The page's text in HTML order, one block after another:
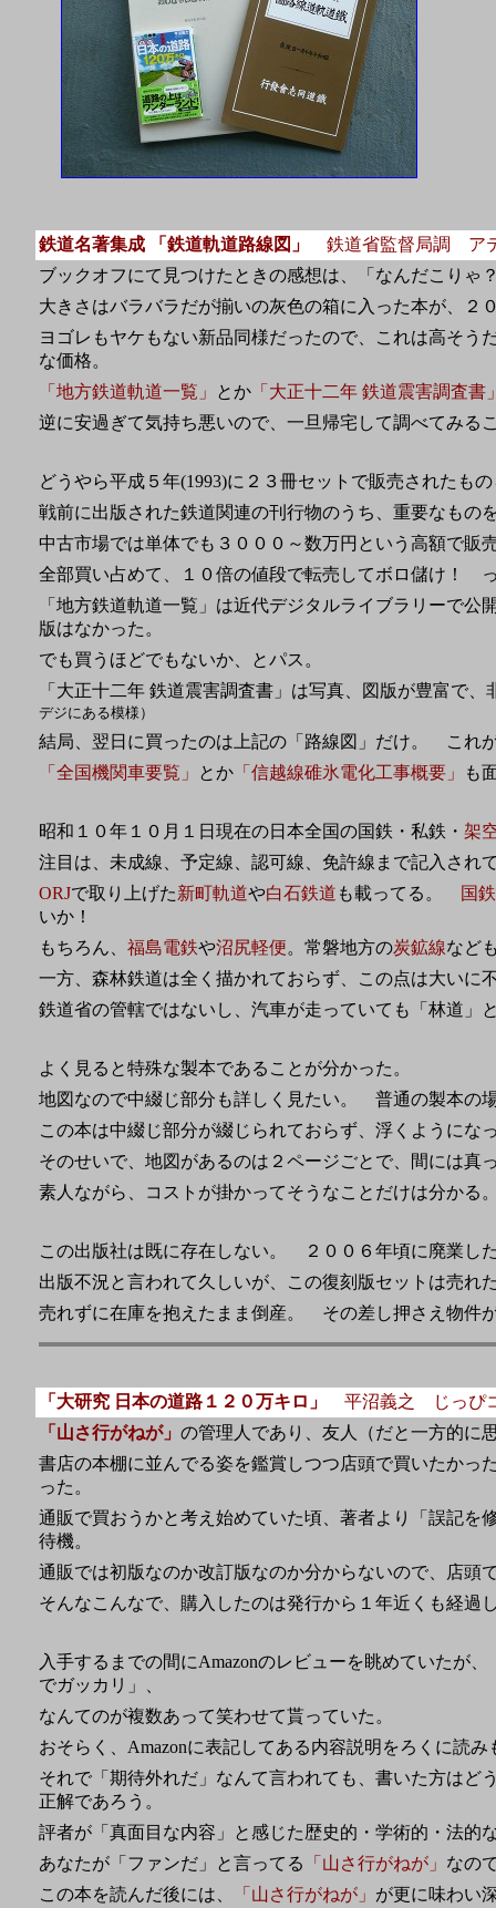
鉄道名著集成 「鉄道軌道路線図」
鉄道省監督局調 ア
ブックオフにて見つけたときの感想は、「なんだこりゃ
大きさはバラバラだが揃いの灰色の箱に入った本が、２
ヨゴレもヤケもない新品同様だったので、これは高そ
な価格。
「地方鉄道軌道一覧」
とか 「大正十二年 鉄道震害調査書
逆に安過ぎて気持ち悪いので、一旦帰宅して調べてみ
どうやら平成５年(1993)に２３冊セットで販売されたも
戦前に出版された鉄道関連の刊行物のうち、重要なもの
中古市場では単体でも３０００～数万円という高額で
全部買い占めて、１０倍の値段で転売してボロ儲け！
「地方鉄道軌道一覧」は近代デジタルライブラリーで
版はなかった。
でも買うほどでもないか、とパス。
「大正十二年 鉄道震害調査書」は写真、図版が豊富で
デジにある模様）
結局、翌日に買ったのは上記の「路線図」だけ。 これ
「全国機関車要覧」
とか 「信越線碓氷電化工事概要」 も
昭和１０年１０月１日現在の日本全国の国鉄・私鉄・ 架
注目は、未成線、予定線、認可線、免許線まで記入さ
ORJで取り上げた新町軌道や白石鉄道 も載ってる。
国
いか！
もちろん、 福島電鉄や沼尻軽便。常磐地方の炭鉱線など
一方、森林鉄道は全く描かれておらず、この点は大いに
鉄道省の管轄ではないし、汽車が走っていても「林道」
よく見ると特殊な製本であることが分かった。
地図なので中綴じ部分も詳しく見たい。 普通の製本の
この本は中綴じ部分が綴じられておらず、浮くようにな
そのせいで、地図があるのは２ページごとで、間には真
素人ながら、コストが掛かってそうなことだけは分かる
この出版社は既に存在しない。 ２００６年頃に廃業し
出版不況と言われて久しいが、この復刻版セットは売れ
売れずに在庫を抱えたまま倒産。 その差し押さえ物件
「大研究 日本の道路１２０万キロ」
平沼義之 じっぴ
「山さ行がねが」 の管理人であり、友人（だと一方的に
書店の本棚に並んでる姿を鑑賞しつつ店頭で買いたかっ
った。
通販で買おうかと考え始めていた頃、著者より「誤記を
待機。
通販では初版なのか改訂版なのか分からないので、店頭
そんなこんなで、購入したのは発行から１年近くも経過
入手するまでの間にAmazonのレビューを眺めていたが、
でガッカリ」、
なんてのが複数あって笑わせて貰っていた。
おそらく、Amazonに表記してある内容説明をろくに読
それで「期待外れだ」なんて言われても、書いた方は
正解であろう。
評者が「真面目な内容」と感じた歴史的・学術的・法的
あなたが「ファンだ」と言ってる
「山さ行がねが」 なの
この本を読んだ後には、
「山さ行がねが」 が更に味わい